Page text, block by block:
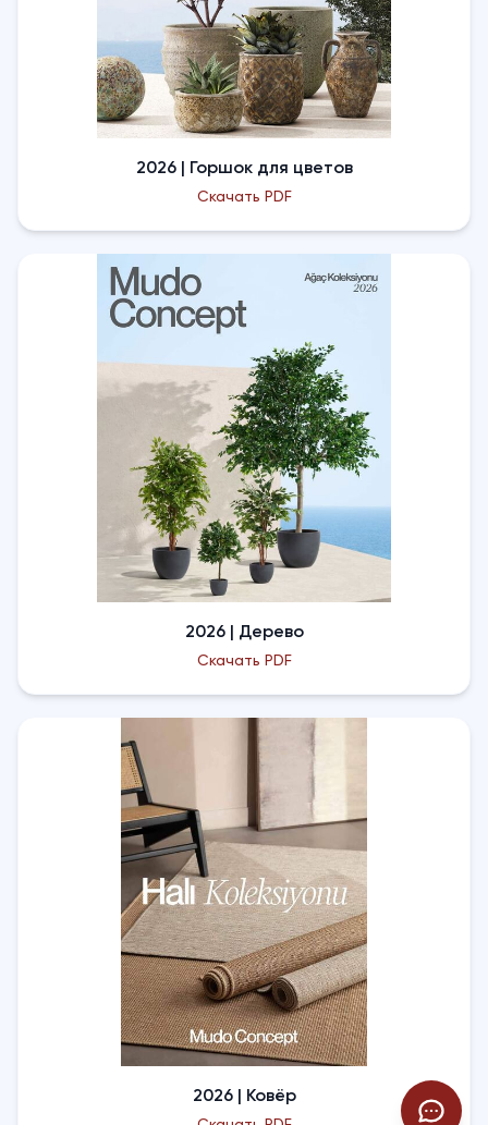
2026 | Горшок для цветов
Скачать PDF
2026 | Дерево
Скачать PDF
2026 | Ковёр